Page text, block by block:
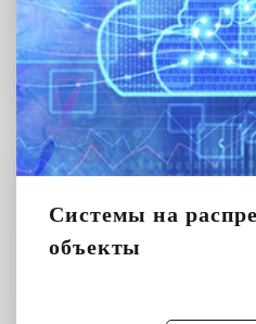
Системы на
объекты